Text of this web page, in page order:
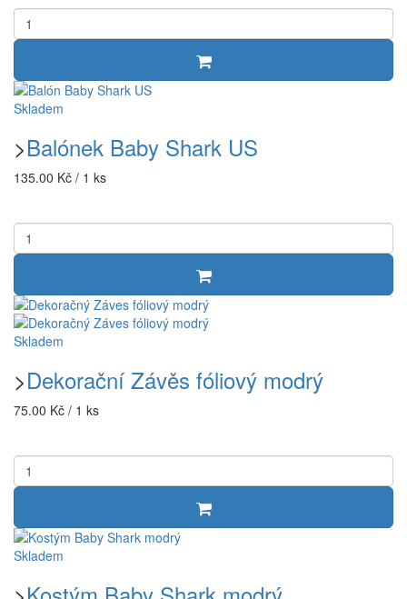
Skladem
>Balónek Baby Shark US
135.00 Kč / 1 ks
Skladem
>Dekorační Závěs fóliový modrý
75.00 Kč / 1 ks
Skladem